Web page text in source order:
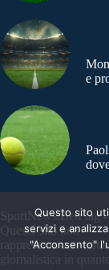
e
SportNews.BetFlag -
Questo sito non
rappresenta una
giornalistica in
Questo sito
servizi e
"Acconsento"